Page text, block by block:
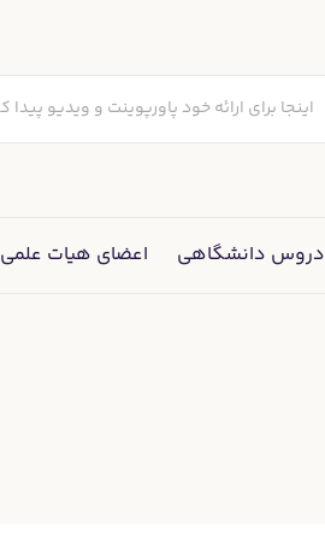
دروس دانشگاهی اعضای هیات علمی